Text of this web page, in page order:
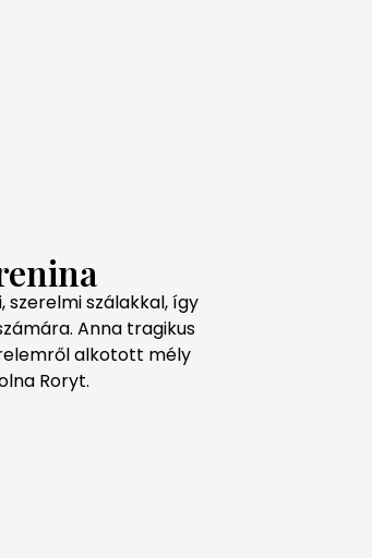
szerelmi szálakkal, így
Anna tragikus
alkotott mély
Roryt.